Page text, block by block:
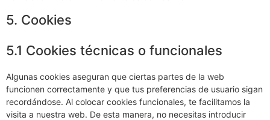
5. Cookies
5.1 Cookies técnicas o funcionales
Algunas cookies aseguran que ciertas partes de la web
funcionen correctamente y que tus preferencias de usuario sigan
recordándose. Al colocar cookies funcionales, te facilitamos la
visita a nuestra web. De esta manera, no necesitas introducir